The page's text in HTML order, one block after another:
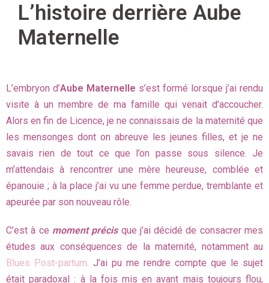
L’histoire derrière Aube
Maternelle
L’embryon d’Aube Maternelle s’est formé lorsque j’ai rendu
visite à un membre de ma famille qui venait d’accoucher.
Alors en fin de Licence, je ne connaissais de la maternité que
les mensonges dont on abreuve les jeunes filles, et je ne
savais rien de tout ce que l’on passe sous silence. Je
m’attendais à rencontrer une mère heureuse, comblée et
épanouie ; à la place j’ai vu une femme perdue, tremblante et
apeurée par son nouveau rôle.
C’est à ce moment précisque j’ai décidé de consacrer mes
études aux conséquences de la maternité, notamment au
Blues Post-partum. J’ai pu me rendre compte que le sujet
était paradoxal : à la fois mis en avant mais toujours flou,